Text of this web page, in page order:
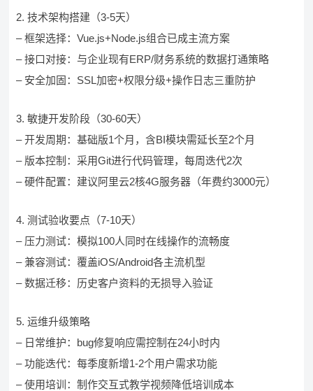
2. 技术架构搭建（3-5天）
– 框架选择：Vue.js+Node.js组合已成主流方案
– 接口对接：与企业现有ERP/财务系统的数据打通策略
– 安全加固：SSL加密+权限分级+操作日志三重防护
3. 敏捷开发阶段（30-60天）
– 开发周期：基础版1个月，含BI模块需延长至2个月
– 版本控制：采用Git进行代码管理，每周迭代2次
– 硬件配置：建议阿里云2核4G服务器（年费约3000元）
4. 测试验收要点（7-10天）
– 压力测试：模拟100人同时在线操作的流畅度
– 兼容测试：覆盖iOS/Android各主流机型
– 数据迁移：历史客户资料的无损导入验证
5. 运维升级策略
– 日常维护：bug修复响应需控制在24小时内
– 功能迭代：每季度新增1-2个用户需求功能
– 使用培训：制作交互式教学视频降低培训成本